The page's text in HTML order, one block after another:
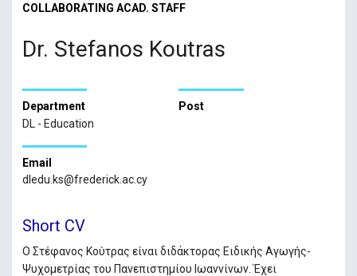
COLLABORATING ACAD. STAFF
Dr. Stefanos Koutras
Department
DL - Education
Post
Email
dledu.ks@frederick.ac.cy
Short CV
Ο Στέφανος Κούτρας είναι διδάκτορας Ειδικής Αγωγής-
Ψυχομετρίας του Πανεπιστημίου Ιωαννίνων. Έχει